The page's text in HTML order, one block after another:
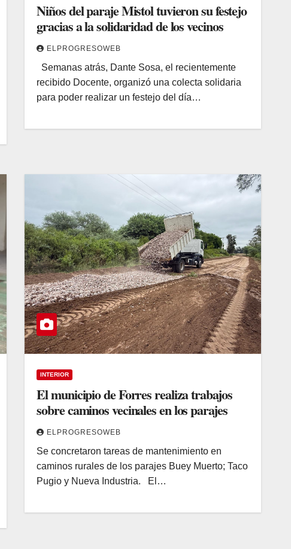
Niños del paraje Mistol tuvieron su festejo
gracias a la solidaridad de los vecinos
ELPROGRESOWEB
Semanas atrás, Dante Sosa, el recientemente
recibido Docente, organizó una colecta solidaria
para poder realizar un festejo del día…
INTERIOR
El municipio de Forres realiza trabajos
sobre caminos vecinales en los parajes
ELPROGRESOWEB
Se concretaron tareas de mantenimiento en
caminos rurales de los parajes Buey Muerto; Taco
Pugio y Nueva Industria. El…